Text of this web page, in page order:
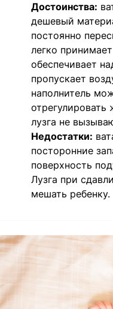
Достоинства:
дешевый
постоянно
легко
обеспечивает
пропускает
наполнитель
лузга не
Недостатки:
посторонние
поверхность
Лузга при
мешать ребенку.